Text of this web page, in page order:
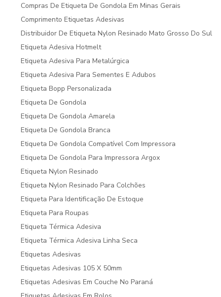
Compras De Etiqueta De Gondola Em Minas Gerais
Comprimento Etiquetas Adesivas
Distribuidor De Etiqueta Nylon Resinado Mato Grosso Do Sul
Etiqueta Adesiva Hotmelt
Etiqueta Adesiva Para Metalúrgica
Etiqueta Adesiva Para Sementes E Adubos
Etiqueta Bopp Personalizada
Etiqueta De Gondola
Etiqueta De Gondola Amarela
Etiqueta De Gondola Branca
Etiqueta De Gondola Compatível Com Impressora
Etiqueta De Gondola Para Impressora Argox
Etiqueta Nylon Resinado
Etiqueta Nylon Resinado Para Colchões
Etiqueta Para Identificação De Estoque
Etiqueta Para Roupas
Etiqueta Térmica Adesiva
Etiqueta Térmica Adesiva Linha Seca
Etiquetas Adesivas
Etiquetas Adesivas 105 X 50mm
Etiquetas Adesivas Em Couche No Paraná